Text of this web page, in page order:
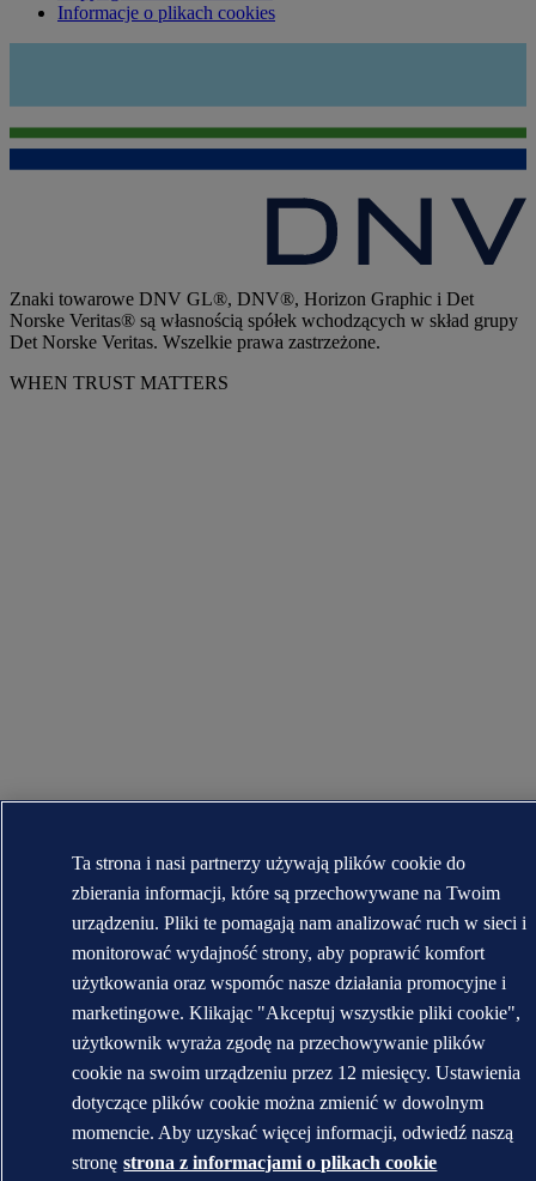
Informacje o plikach cookies
Znaki towarowe DNV GL®, DNV®, Horizon Graphic i Det
Norske Veritas® są własnością spółek wchodzących w skład grupy
Det Norske Veritas. Wszelkie prawa zastrzeżone.
WHEN TRUST MATTERS
Ta strona i nasi partnerzy używają plików cookie do
zbierania informacji, które są przechowywane na Twoim
urządzeniu. Pliki te pomagają nam analizować ruch w sieci i
monitorować wydajność strony, aby poprawić komfort
użytkowania oraz wspomóc nasze działania promocyjne i
marketingowe. Klikając "Akceptuj wszystkie pliki cookie",
użytkownik wyraża zgodę na przechowywanie plików
cookie na swoim urządzeniu przez 12 miesięcy. Ustawienia
dotyczące plików cookie można zmienić w dowolnym
momencie. Aby uzyskać więcej informacji, odwiedź naszą
stronę strona z informacjami o plikach cookie